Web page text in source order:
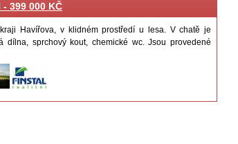
- 399 000 KČ
Havířova, v klidném prostředí u lesa. V chatě je
sprchový kout, chemické wc. Jsou provedené